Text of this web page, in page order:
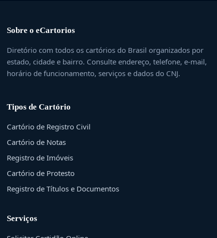
Sobre o eCartorios
Diretório com todos os cartórios do Brasil organizados por
estado, cidade e bairro. Consulte endereço, telefone, e-mail,
horário de funcionamento, serviços e dados do CNJ.
Tipos de Cartório
Cartório de Registro Civil
Cartório de Notas
Registro de Imóveis
Cartório de Protesto
Registro de Títulos e Documentos
Serviços